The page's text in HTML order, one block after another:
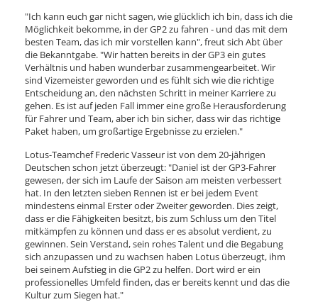
"Ich kann euch gar nicht sagen, wie glücklich ich bin, dass ich die
Möglichkeit bekomme, in der GP2 zu fahren - und das mit dem
besten Team, das ich mir vorstellen kann", freut sich Abt über
die Bekanntgabe. "Wir hatten bereits in der GP3 ein gutes
Verhältnis und haben wunderbar zusammengearbeitet. Wir
sind Vizemeister geworden und es fühlt sich wie die richtige
Entscheidung an, den nächsten Schritt in meiner Karriere zu
gehen. Es ist auf jeden Fall immer eine große Herausforderung
für Fahrer und Team, aber ich bin sicher, dass wir das richtige
Paket haben, um großartige Ergebnisse zu erzielen."
Lotus-Teamchef Frederic Vasseur ist von dem 20-jährigen
Deutschen schon jetzt überzeugt: "Daniel ist der GP3-Fahrer
gewesen, der sich im Laufe der Saison am meisten verbessert
hat. In den letzten sieben Rennen ist er bei jedem Event
mindestens einmal Erster oder Zweiter geworden. Dies zeigt,
dass er die Fähigkeiten besitzt, bis zum Schluss um den Titel
mitkämpfen zu können und dass er es absolut verdient, zu
gewinnen. Sein Verstand, sein rohes Talent und die Begabung
sich anzupassen und zu wachsen haben Lotus überzeugt, ihm
bei seinem Aufstieg in die GP2 zu helfen. Dort wird er ein
professionelles Umfeld finden, das er bereits kennt und das die
Kultur zum Siegen hat."